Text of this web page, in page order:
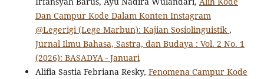
Dan Campur Kode Dalam Konten Instagram
@Legerigi (Lege Marbun): Kajian Sosiolinguistik ,
Jurnal Ilmu Bahasa, Sastra, dan Budaya : Vol. 2 No. 1
(2026): BASADYA - Januari
Alifia Sastia Febriana Resky, Fenomena Campur Kode